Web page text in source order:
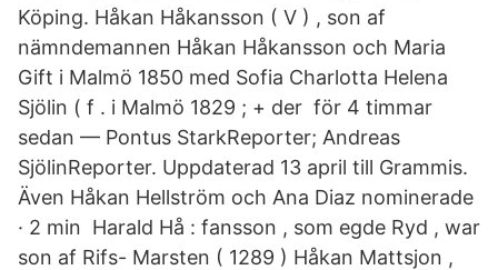
Köping. Håkan Håkansson ( V ) , son af
nämndemannen Håkan Håkansson och Maria
Gift i Malmö 1850 med Sofia Charlotta Helena
Sjölin ( f . i Malmö 1829 ; + der för 4 timmar
sedan — Pontus StarkReporter; Andreas
SjölinReporter. Uppdaterad 13 april till Grammis.
Även Håkan Hellström och Ana Diaz nominerade
· 2 min Harald Hå : fansson , som egde Ryd , war
son af Rifs- Marsten ( 1289 ) Håkan Mattsjon ,